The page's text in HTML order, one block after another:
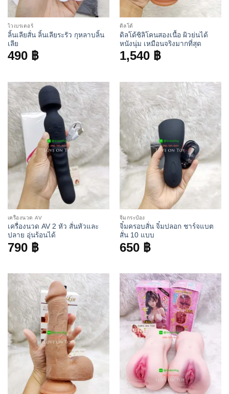
ไวเบรเตอร์
ลิ้นเลียสั่น ลิ้นเลียระรัว กุหลาบลิ้น
เลีย
490 ฿
ดิลโด้
ดิลโด้ซิลิโคนสองเนื้อ ผิวย่นได้
หนังนุ่ม เหมือนจริงมากที่สุด
1,540 ฿
เครื่องนวด AV
เครื่องนวด AV 2 หัว สั่นหัวและ
ปลาย อุ่นร้อนได้
790 ฿
จิ๋มกระป๋อง
จิ๋มครอบสั่น จิ๋มปลอก ชาร์จแบต
สั่น 10 แบบ
650 ฿